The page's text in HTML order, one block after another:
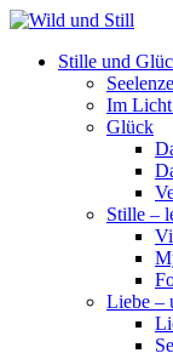
Stille und
Im Licht
Glück
Stille –
Liebe –